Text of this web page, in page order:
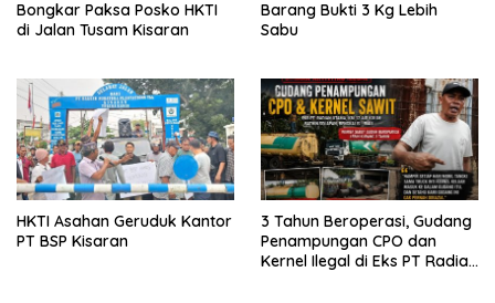
Bongkar Paksa Posko HKTI
di Jalan Tusam Kisaran
Barang Bukti 3 Kg Lebih
Sabu
HKTI Asahan Geruduk Kantor
PT BSP Kisaran
3 Tahun Beroperasi, Gudang
Penampungan CPO dan
Kernel Ilegal di Eks PT Radian